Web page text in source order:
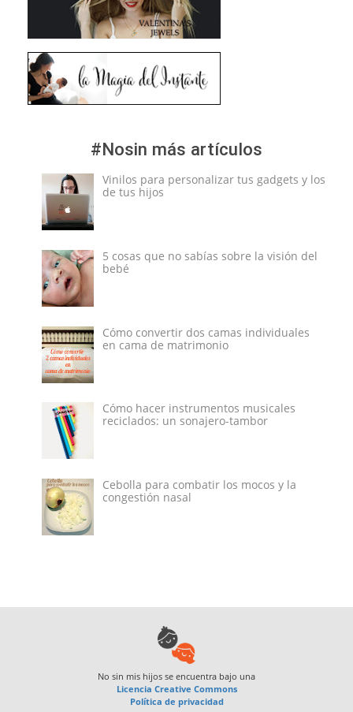
#Nosin más artículos
Vinilos para personalizar tus gadgets y los
de tus hijos
5 cosas que no sabías sobre la visión del
bebé
Cómo convertir dos camas individuales
en cama de matrimonio
Cómo hacer instrumentos musicales
reciclados: un sonajero-tambor
Cebolla para combatir los mocos y la
congestión nasal
No sin mis hijos se encuentra bajo una
Licencia Creative Commons
Política de privacidad